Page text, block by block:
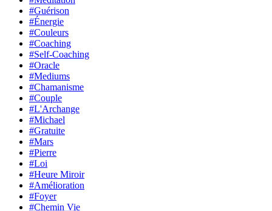
#Guérison
#Énergie
#Couleurs
#Coaching
#Self-Coaching
#Oracle
#Mediums
#Chamanisme
#Couple
#L'Archange
#Michael
#Gratuite
#Mars
#Pierre
#Loi
#Heure Miroir
#Amélioration
#Foyer
#Chemin Vie